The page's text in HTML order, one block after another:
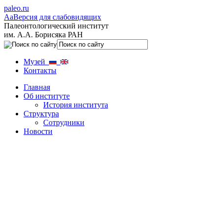
paleo.ru
AaВерсия для слабовидящих
Палеонтологический институт
им. А.А. Борисяка РАН
Музей
Контакты
Главная
Об институте
История института
Структура
Сотрудники
Новости